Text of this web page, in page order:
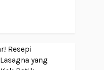
Resepi
yang